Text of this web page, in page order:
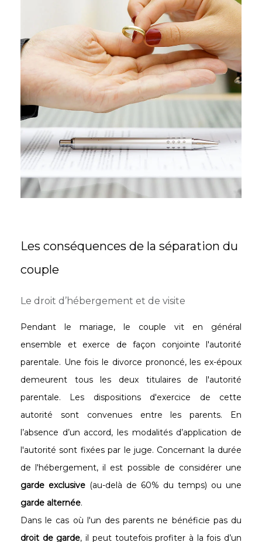
Les conséquences de la séparation du
couple
Le droit d’hébergement et de visite
Pendant le mariage, le couple vit en général
ensemble et exerce de façon conjointe l'autorité
parentale. Une fois le divorce prononcé, les ex-époux
demeurent tous les deux titulaires de l'autorité
parentale. Les dispositions d'exercice de cette
autorité sont convenues entre les parents. En
l’absence d’un accord, les modalités d’application de
l'autorité sont fixées par le juge. Concernant la durée
de l'hébergement, il est possible de considérer une
garde exclusive (au-delà de 60% du temps) ou une
garde alternée.
Dans le cas où l'un des parents ne bénéficie pas du
droit de garde, il peut toutefois profiter à la fois d’un